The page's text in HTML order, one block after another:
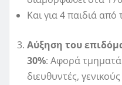
Και για 4 παιδιά
Αύξηση του
30%: Αφορά
διευθυντές,